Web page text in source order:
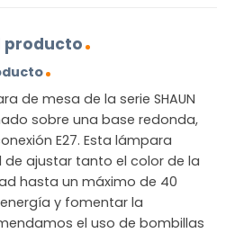
producto
de mesa de la serie SHAUN
sobre una base redonda,
E27. Esta lámpara
ajustar tanto el color de la
hasta un máximo de 40
y fomentar la
el uso de bombillas